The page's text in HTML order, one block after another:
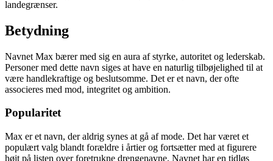
landegrænser.
Betydning
Navnet Max bærer med sig en aura af styrke, autoritet og lederskab.
Personer med dette navn siges at have en naturlig tilbøjelighed til at
være handlekraftige og beslutsomme. Det er et navn, der ofte
associeres med mod, integritet og ambition.
Popularitet
Max er et navn, der aldrig synes at gå af mode. Det har været et
populært valg blandt forældre i årtier og fortsætter med at figurere
højt på listen over foretrukne drengenavne. Navnet har en tidløs